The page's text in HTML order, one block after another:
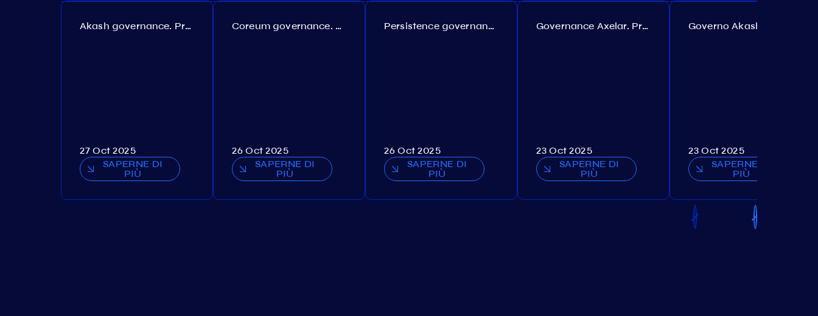
Akash governance. Proposal №308
27 Oct 2025
SAPERNE DI
PIÙ
Coreum governance. Proposal №22
26 Oct 2025
SAPERNE DI
PIÙ
Persistence governance. Proposal №150
26 Oct 2025
SAPERNE DI
PIÙ
Governance Axelar. Proposta №386
23 Oct 2025
SAPERNE DI
PIÙ
23 Oct 2025
SAPERNE DI
PIÙ